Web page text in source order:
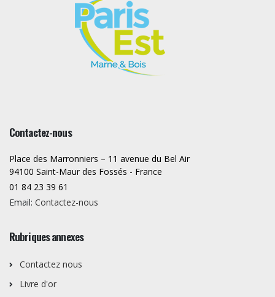
Contactez-nous
Place des Marronniers – 11 avenue du Bel Air
94100 Saint-Maur des Fossés - France
01 84 23 39 61
Email: Contactez-nous
Rubriques annexes
Contactez nous
Livre d'or